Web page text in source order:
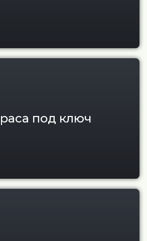
Терраса под ключ для дома в
под ключ
Монтаж террасной доски в